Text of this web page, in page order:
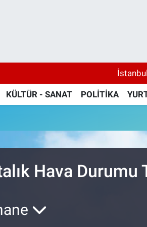
İstanbul
KÜLTÜR - SANAT POLİTİKA
Hava Durumu